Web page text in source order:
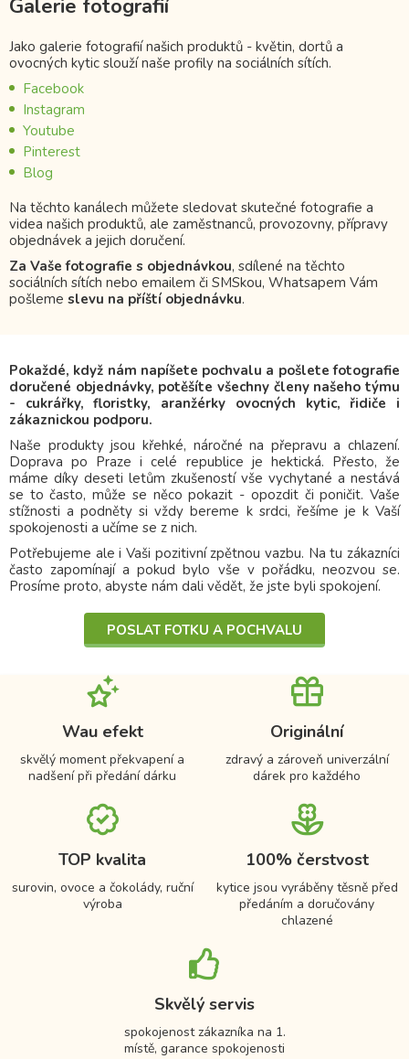
Galerie fotografií
Jako galerie fotografií našich produktů - květin, dortů a
ovocných kytic slouží naše profily na sociálních sítích.
Facebook
Instagram
Youtube
Pinterest
Blog
Na těchto kanálech můžete sledovat skutečné fotografie a
videa našich produktů, ale zaměstnanců, provozovny, přípravy
objednávek a jejich doručení.
Za Vaše fotografie s objednávkou, sdílené na těchto
sociálních sítích nebo emailem či SMSkou, Whatsapem Vám
pošleme slevu na příští objednávku.
Pokaždé, když nám napíšete pochvalu a pošlete fotografie
doručené objednávky, potěšíte všechny členy našeho týmu
- cukrářky, floristky, aranžérky ovocných kytic, řidiče i
zákaznickou podporu.
Naše produkty jsou křehké, náročné na přepravu a chlazení.
Doprava po Praze i celé republice je hektická. Přesto, že
máme díky deseti letům zkušeností vše vychytané a nestává
se to často, může se něco pokazit - opozdit či poničit. Vaše
stížnosti a podněty si vždy bereme k srdci, řešíme je k Vaší
spokojenosti a učíme se z nich.
Potřebujeme ale i Vaši pozitivní zpětnou vazbu. Na tu zákazníci
často zapomínají a pokud bylo vše v pořádku, neozvou se.
Prosíme proto, abyste nám dali vědět, že jste byli spokojení.
POSLAT FOTKU A POCHVALU
Wau efekt
skvělý moment překvapení a
nadšení při předání dárku
Originální
zdravý a zároveň univerzální
dárek pro každého
TOP kvalita
surovin, ovoce a čokolády, ruční
výroba
100% čerstvost
kytice jsou vyráběny těsně před
předáním a doručovány
chlazené
Skvělý servis
spokojenost zákazníka na 1.
místě, garance spokojenosti